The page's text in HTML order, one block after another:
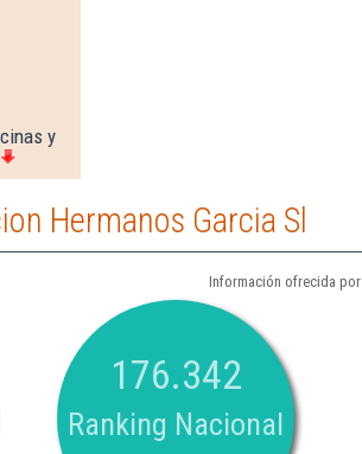
y
Hermanos Garcia Sl
Información ofrecida por
176.342
Ranking Nacional